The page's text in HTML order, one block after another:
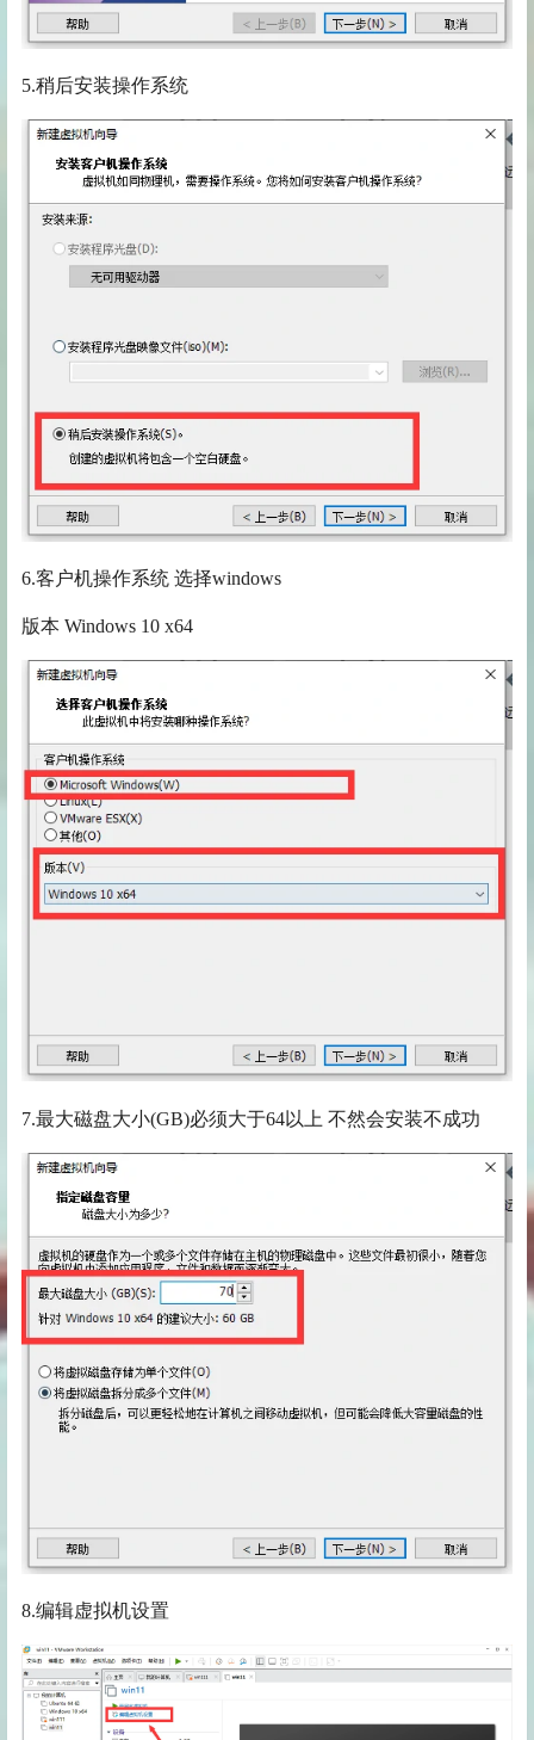
5.稍后安装操作系统
6.客户机操作系统 选择windows
版本 Windows 10 x64
7.最大磁盘大小(GB)必须大于64以上 不然会安装不成功
8.编辑虚拟机设置